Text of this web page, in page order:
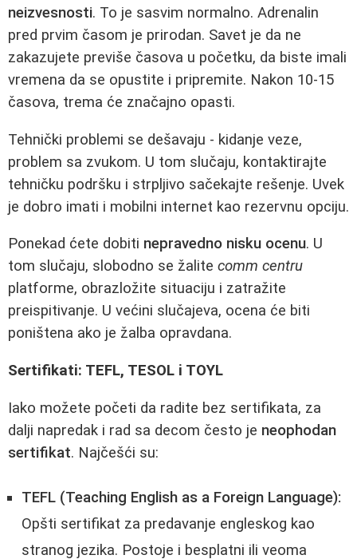
neizvesnosti. To je sasvim normalno. Adrenalin
pred prvim časom je prirodan. Savet je da ne
zakazujete previše časova u početku, da biste imali
vremena da se opustite i pripremite. Nakon 10-15
časova, trema će značajno opasti.
Tehnički problemi se dešavaju - kidanje veze,
problem sa zvukom. U tom slučaju, kontaktirajte
tehničku podršku i strpljivo sačekajte rešenje. Uvek
je dobro imati i mobilni internet kao rezervnu opciju.
Ponekad ćete dobiti nepravedno nisku ocenu. U
tom slučaju, slobodno se žalite comm centru
platforme, obrazložite situaciju i zatražite
preispitivanje. U većini slučajeva, ocena će biti
poništena ako je žalba opravdana.
Sertifikati: TEFL, TESOL i TOYL
Iako možete početi da radite bez sertifikata, za
dalji napredak i rad sa decom često je neophodan
sertifikat. Najčešći su:
TEFL (Teaching English as a Foreign Language):
Opšti sertifikat za predavanje engleskog kao
stranog jezika. Postoje i besplatni ili veoma